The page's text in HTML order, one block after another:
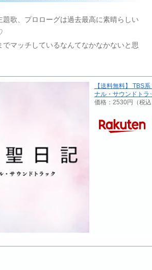
題歌、プロローグは過去最高に素晴らしい
でマッチしているなんてなかなかないと思
【送料無料】 TBS
ナル・サウンドトラ
価格：2530円（税